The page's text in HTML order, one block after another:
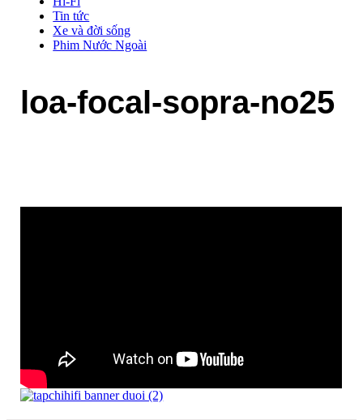
Tin tức
Xe và đời sống
Phim Nước Ngoài
loa-focal-sopra-no25